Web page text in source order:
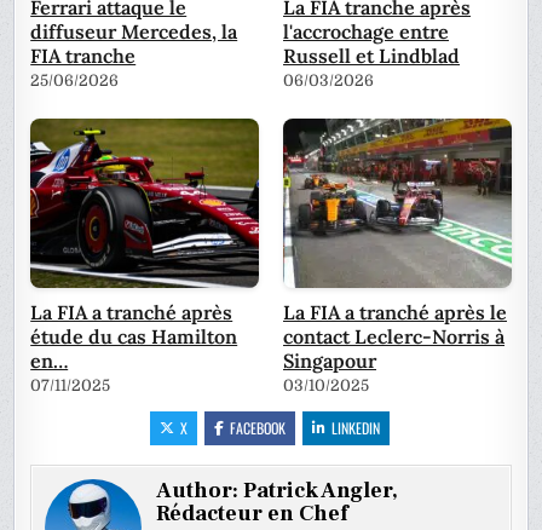
Ferrari attaque le
diffuseur Mercedes, la
FIA tranche
25/06/2026
La FIA tranche après
l'accrochage entre
Russell et Lindblad
06/03/2026
La FIA a tranché après
étude du cas Hamilton
en…
07/11/2025
La FIA a tranché après le
contact Leclerc-Norris à
Singapour
03/10/2025
X FACEBOOK LINKEDIN
Author:Patrick Angler,
Rédacteur en Chef